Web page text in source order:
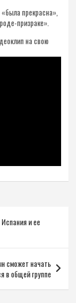
прекрасна»,
призраке».
на свою
и ее
сможет начать
в общей группе